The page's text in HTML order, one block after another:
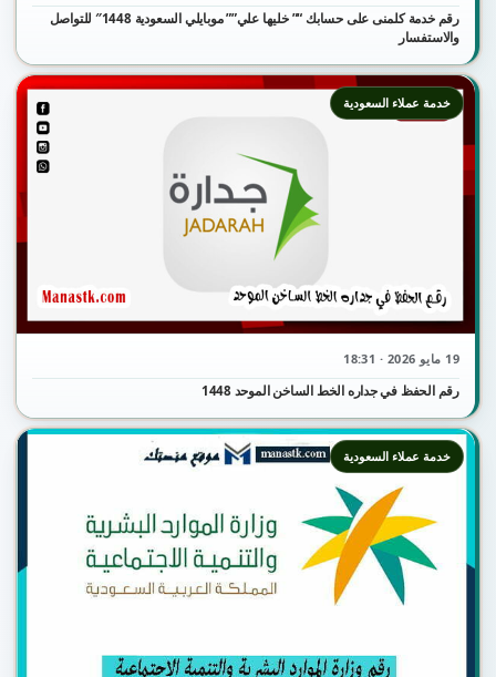
رقم خدمة كلمنى على حسابك “” خليها علي”” موبايلي السعودية 1448″ للتواصل
والاستفسار
19 مايو 2026 · 18:31
رقم الحفظ في جداره الخط الساخن الموحد 1448
خدمة عملاء السعودية
خدمة عملاء السعودية